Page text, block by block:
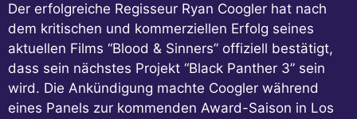
Der erfolgreiche Regisseur Ryan Coogler hat nach
dem kritischen und kommerziellen Erfolg seines
aktuellen Films “Blood & Sinners” offiziell bestätigt,
dass sein nächstes Projekt “Black Panther 3” sein
wird. Die Ankündigung machte Coogler während
eines Panels zur kommenden Award-Saison in Los